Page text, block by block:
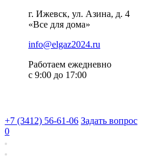
г. Ижевск, ул. Азина, д. 4
«Все для дома»
info@elgaz2024.ru
Работаем eжедневно
с 9:00 до 17:00
+7 (3412) 56-61-06 Задать вопрос
0